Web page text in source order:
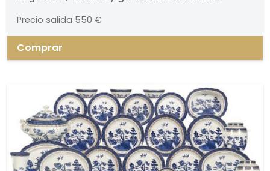
Precio salida 550 €
Comprar